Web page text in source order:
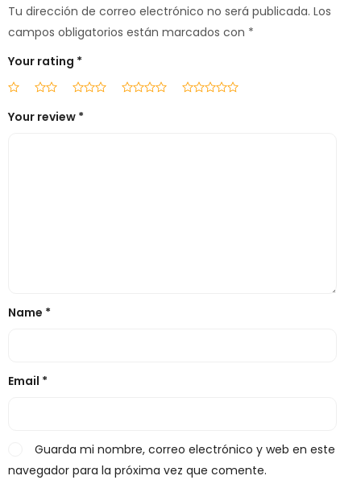
Tu dirección de correo electrónico no será publicada. Los
campos obligatorios están marcados con *
Your rating *
Your review *
Name *
Email *
Guarda mi nombre, correo electrónico y web en este
navegador para la próxima vez que comente.